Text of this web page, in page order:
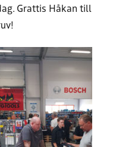
Grattis Håkan till